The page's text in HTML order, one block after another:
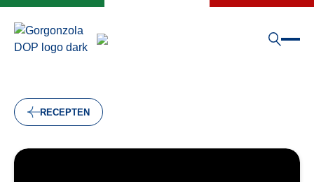
RECEPTEN